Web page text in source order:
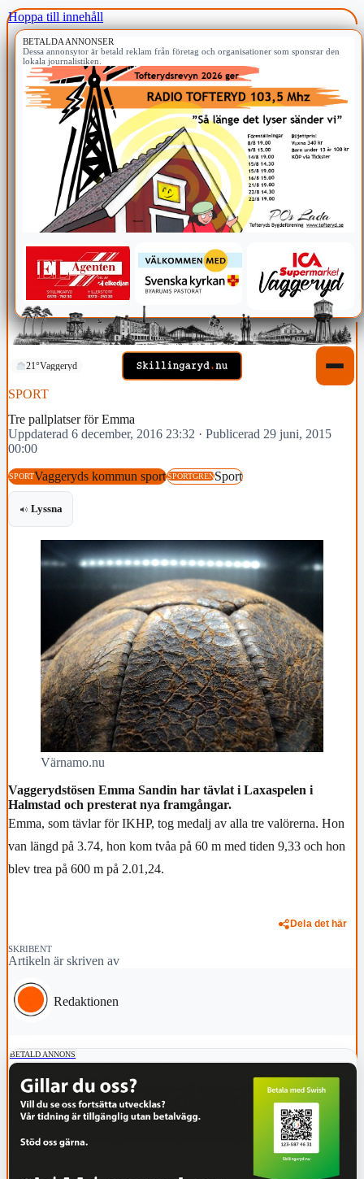
Hoppa till innehåll
BETALDA ANNONSER
Dessa annonsytor är betald reklam från företag och organisationer som sponsrar den
lokala journalistiken.
21°Vaggeryd
SPORT
Tre pallplatser för Emma
Uppdaterad 6 december, 2016 23:32 · Publicerad 29 juni, 2015
00:00
SPORTVaggeryds kommun sportSPORTGRENSport
Lyssna
Värnamo.nu
Vaggerydstösen Emma Sandin har tävlat i Laxaspelen i
Halmstad och presterat nya framgångar.
Emma, som tävlar för IKHP, tog medalj av alla tre valörerna. Hon
van längd på 3.74, hon kom tvåa på 60 m med tiden 9,33 och hon
blev trea på 600 m på 2.01,24.
Dela det här
SKRIBENT
Artikeln är skriven av
Redaktionen
BETALD ANNONS